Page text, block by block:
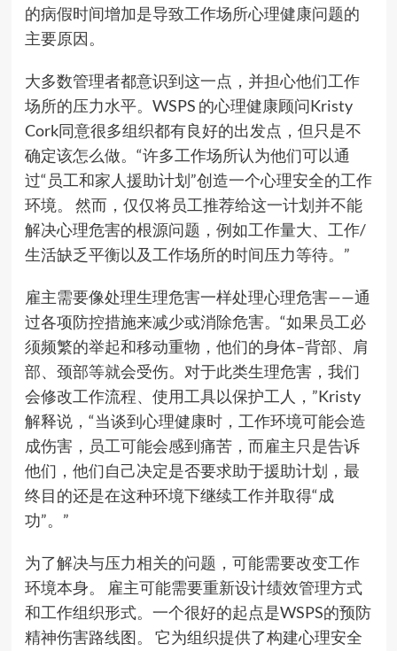
的病假时间增加是导致工作场所心理健康问题的
主要原因。
大多数管理者都意识到这一点，并担心他们工作
场所的压力水平。WSPS 的心理健康顾问Kristy
Cork同意很多组织都有良好的出发点，但只是不
确定该怎么做。“许多工作场所认为他们可以通
过“员工和家人援助计划”创造一个心理安全的工作
环境。 然而，仅仅将员工推荐给这一计划并不能
解决心理危害的根源问题，例如工作量大、工作/
生活缺乏平衡以及工作场所的时间压力等待。”
雇主需要像处理生理危害一样处理心理危害——通
过各项防控措施来减少或消除危害。“如果员工必
须频繁的举起和移动重物，他们的身体–背部、肩
部、颈部等就会受伤。对于此类生理危害，我们
会修改工作流程、使用工具以保护工人，”Kristy
解释说，“当谈到心理健康时，工作环境可能会造
成伤害，员工可能会感到痛苦，而雇主只是告诉
他们，他们自己决定是否要求助于援助计划，最
终目的还是在这种环境下继续工作并取得“成
功”。”
为了解决与压力相关的问题，可能需要改变工作
环境本身。 雇主可能需要重新设计绩效管理方式
和工作组织形式。一个很好的起点是WSPS的预防
精神伤害路线图。 它为组织提供了构建心理安全